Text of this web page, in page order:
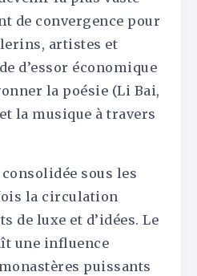
de convergence pour
artistes et
d’essor économique
la poésie (Li Bai,
la musique à travers
sous les
la circulation
de luxe et d’idées. Le
une influence
puissants